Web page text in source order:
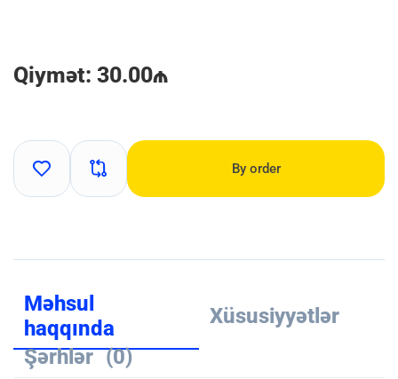
Qiymət: 30.00₼
By order
Məhsul
haqqında
Xüsusiyyətlər
Şərhlər (0)